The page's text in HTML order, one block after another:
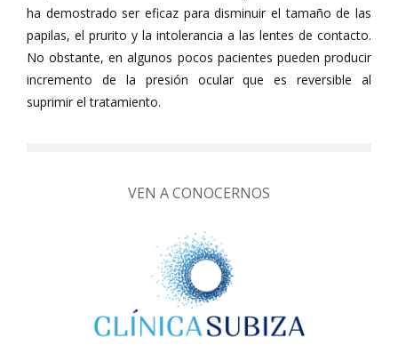
ha demostrado ser eficaz para disminuir el tamaño de las
papilas, el prurito y la intolerancia a las lentes de contacto.
No obstante, en algunos pocos pacientes pueden producir
incremento de la presión ocular que es reversible al
suprimir el tratamiento.
VEN A CONOCERNOS